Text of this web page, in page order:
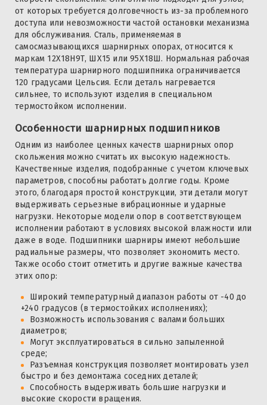
от которых требуется долговечность из-за проблемного
доступа или невозможности частой остановки механизма
для обслуживания. Сталь, применяемая в
самосмазывающихся шарнирных опорах, относится к
маркам 12Х18Н9Т, ШХ15 или 95Х18Ш. Нормальная рабочая
температура шарнирного подшипника ограничивается
120 градусами Цельсия. Если деталь нагревается
сильнее, то используют изделия в специальном
термостойком исполнении.
Особенности шарнирных подшипников
Одним из наиболее ценных качеств шарнирных опор
скольжения можно считать их высокую надежность.
Качественные изделия, подобранные с учетом ключевых
параметров, способны работать долгие годы. Кроме
этого, благодаря простой конструкции, эти детали могут
выдерживать серьезные вибрационные и ударные
нагрузки. Некоторые модели опор в соответствующем
исполнении работают в условиях высокой влажности или
даже в воде. Подшипники шарниры имеют небольшие
радиальные размеры, что позволяет экономить место.
Также особо стоит отметить и другие важные качества
этих опор:
Широкий температурный диапазон работы от -40 до
+240 градусов (в термостойких исполнениях);
Возможность использования с валами больших
диаметров;
Могут эксплуатироваться в сильно запыленной
среде;
Разъемная конструкция позволяет монтировать узел
быстро и без демонтажа соседних деталей;
Способность выдерживать большие нагрузки и
высокие скорости вращения.